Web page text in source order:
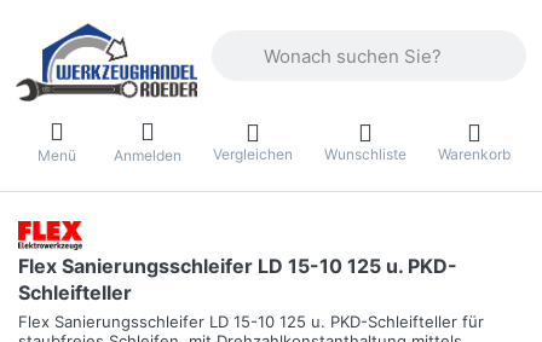
Menü Anmelden Vergleichen Wunschliste Warenkorb
Flex Sanierungsschleifer LD 15-10 125 u. PKD-
Schleifteller
Flex Sanierungsschleifer LD 15-10 125 u. PKD-Schleifteller für